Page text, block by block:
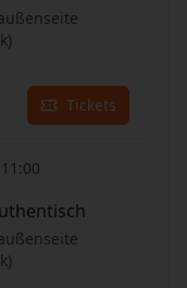
Tickets